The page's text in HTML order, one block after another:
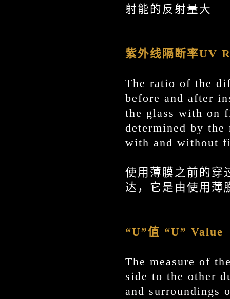
射能的反射量大
紫外线隔断率UV
The ratio of the
before and after
the glass with on
determined by
with and without
使用薄膜之前的穿
达，它是由使用薄
“U”值 “U” Value
The measure of
side to the other
and surroundings